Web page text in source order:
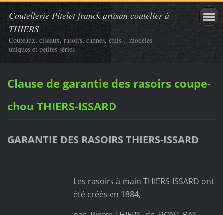
Coutellerie Pitelet franck artisan coutelier à
THIERS
Couteaux, ciseaux, rasoirs, cannes, étuis... modèles
uniques et petites séries
Clause de garantie des rasoirs coupe-
chou THIERS-ISSARD
GARANTIE DES RASOIRS THIERS-ISSARD
Les rasoirs à main THIERS-ISSARD ont
été créés en 1884,